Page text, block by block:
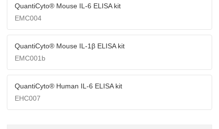
QuantiCyto® Mouse IL-6 ELISA kit
EMC004
QuantiCyto® Mouse IL-1β ELISA kit
EMC001b
QuantiCyto® Human IL-6 ELISA kit
EHC007